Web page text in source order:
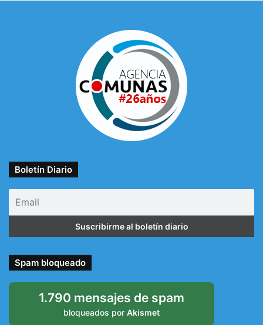
Boletín Diario
Spam bloqueado
1.790 mensajes de spam
bloqueados por Akismet